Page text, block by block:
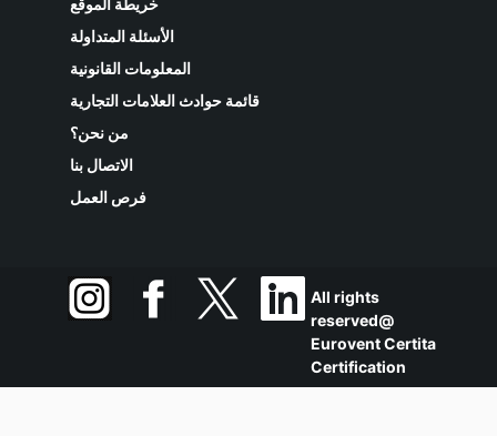
الأسئلة المتداولة
المعلومات القانونية
قائمة حوادث العلامات التجارية
من نحن؟
الاتصال بنا
فرص العمل
All rights
reserved@
Eurovent Certita
Certification